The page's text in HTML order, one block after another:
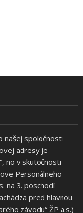
našej spoločnosti
adresy je
no v skutočnosti
Personálneho
na 3. poschodí
pred hlavnou
závodu“ ŽP a.s.)